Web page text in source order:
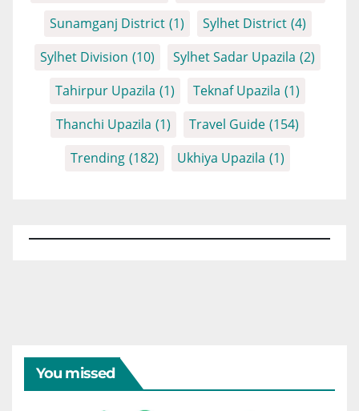
Sunamganj District (1) Sylhet District (4)
Sylhet Division (10) Sylhet Sadar Upazila (2)
Tahirpur Upazila (1) Teknaf Upazila (1)
Thanchi Upazila (1) Travel Guide (154)
Trending (182) Ukhiya Upazila (1)
You missed